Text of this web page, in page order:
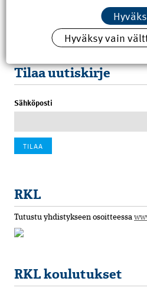
100 vuotta sitten: Rajajoen uusi
4.6.2026 07:00
Tilaa uutiskirje
Sähköposti
RKL
Tutustu yhdistykseen osoitteessa
RKL koulutukset
Hyväksy vain